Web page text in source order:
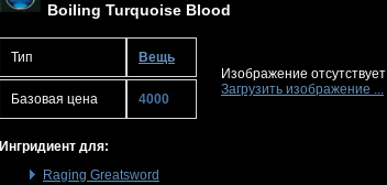
Boiling Turquoise Blood
Тип Вещь
Базовая цена 4000
Изображение отсутствует
Загрузить изображение ...
Ингридиент для:
Raging Greatsword